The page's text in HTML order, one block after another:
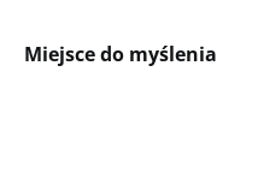
Miejsce do myślenia